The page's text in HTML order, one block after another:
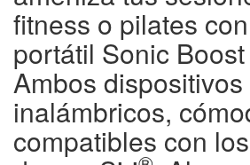
fitness o pilates
portátil Sonic
Ambos dispositivos
inalámbricos,
compatibles con